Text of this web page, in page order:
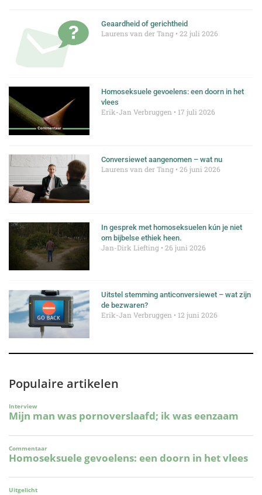
Geaardheid of gerichtheid
Laurens van der Tang 22 juli 2026
Homoseksuele gevoelens: een doorn in het
vlees
Erik-Jan Verbruggen 17 juli 2026
Conversiewet aangenomen – wat nu
Laurens van der Tang 26 juni 2026
In gesprek met homoseksuelen kún je niet
om bijbelse ethiek heen.
Jan-Dirk Liefting 26 juni 2026
Uitstel stemming anticonversiewet – wat zijn
de bezwaren?
Erik-Jan Verbruggen 12 juni 2026
Populaire artikelen